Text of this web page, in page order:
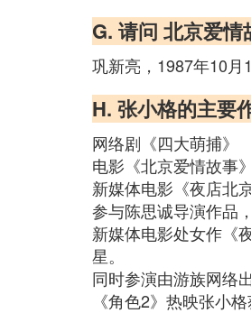
G. 请问 北京爱
巩新亮，1987年10月
H. 张小格的主要
网络剧《四大萌捕》
电影《北京爱情故事》
新媒体电影《夜店北
参与陈思诚导演作品
新媒体电影处女作《
星。
同时参演由游族网络
《角色2》热映张小